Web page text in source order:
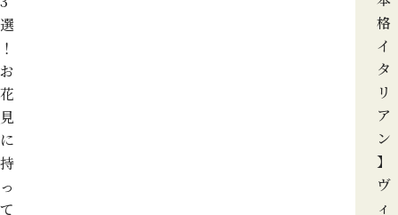
選
！
お
花
見
に
持
っ
て
格
イ
タ
リ
ア
ン
】
ヴ
ィ